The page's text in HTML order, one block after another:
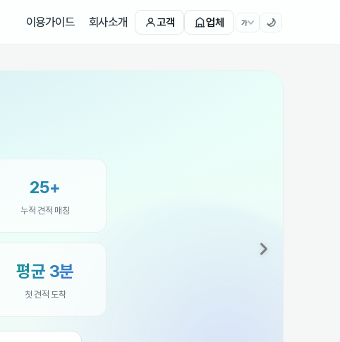
이용가이드 회사소개 고객 업체 가 🌙
25+
누적 견적 매칭
평균 3분
첫 견적 도착